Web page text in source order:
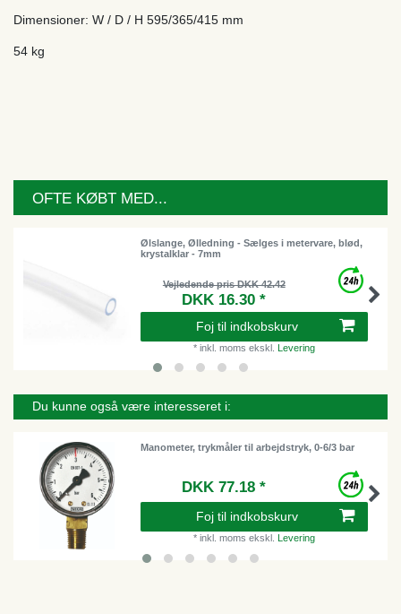
Dimensioner: W / D / H 595/365/415 mm
54 kg
OFTE KØBT MED...
Ølslange, Ølledning - Sælges i metervare, blød,
krystalklar - 7mm
Vejledende pris DKK 42.42
DKK 16.30 *
Foj til indkobskurv
* inkl. moms ekskl. Levering
Du kunne også være interesseret i:
Manometer, trykmåler til arbejdstryk, 0-6/3 bar
DKK 77.18 *
Foj til indkobskurv
* inkl. moms ekskl. Levering